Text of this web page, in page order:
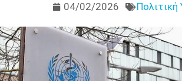
04/02/2026 Πολιτική